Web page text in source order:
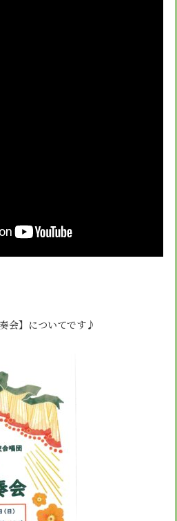
会】についてです♪